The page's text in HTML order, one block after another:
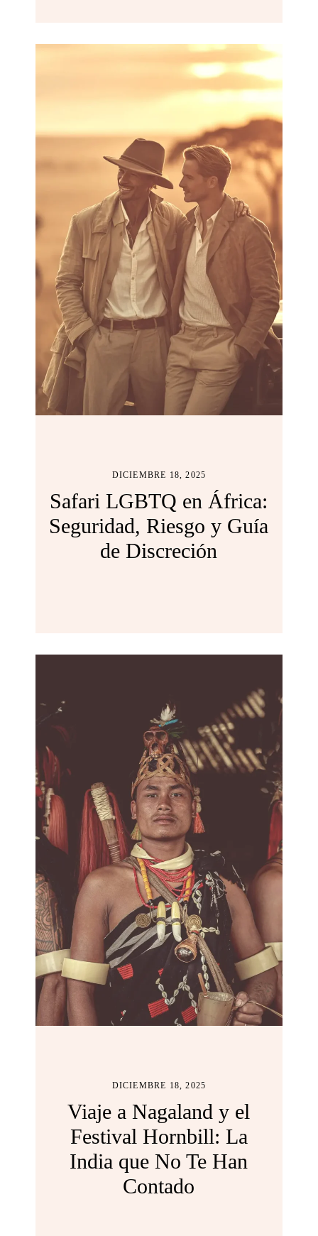
DICIEMBRE 18, 2025
Safari LGBTQ en África:
Seguridad, Riesgo y Guía
de Discreción
DICIEMBRE 18, 2025
Viaje a Nagaland y el
Festival Hornbill: La
India que No Te Han
Contado